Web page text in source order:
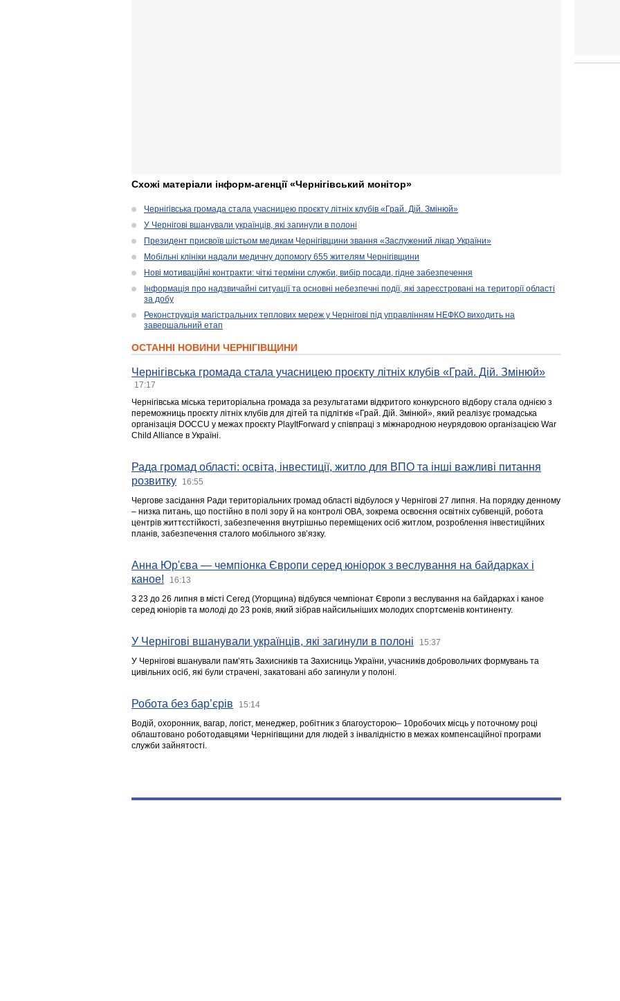
Схожі матеріали інформ-агенції «Чернігівський монітор»
Чернігівська громада стала учасницею проєкту літніх клубів «Грай. Дій. Змінюй»
У Чернігові вшанували українців, які загинули в полоні
Президент присвоїв шістьом медикам Чернігівщини звання «Заслужений лікар України»
Мобільні клініки надали медичну допомогу 655 жителям Чернігівщини
Нові мотиваційні контракти: чіткі терміни служби, вибір посади, гідне забезпечення
Інформація про надзвичайні ситуації та основні небезпечні події, які зареєстровані на території області
за добу
Реконструкція магістральних теплових мереж у Чернігові під управлінням НЕФКО виходить на
завершальний етап
ОСТАННІ НОВИНИ ЧЕРНІГІВЩИНИ
Чернігівська громада стала учасницею проєкту літніх клубів «Грай. Дій. Змінюй»
17:17
Чернігівська міська територіальна громада за результатами відкритого конкурсного відбору стала однією з
переможниць проєкту літніх клубів для дітей та підлітків «Грай. Дій. Змінюй», який реалізує громадська
організація DOCCU у межах проєкту PlayItForward у співпраці з міжнародною неурядовою організацією War
Child Alliance в Україні.
Рада громад області: освіта, інвестиції, житло для ВПО та інші важливі питання
розвитку
16:55
Чергове засідання Ради територіальних громад області відбулося у Чернігові 27 липня. На порядку денному
– низка питань, що постійно в полі зору й на контролі ОВА, зокрема освоєння освітніх субвенцій, робота
центрів життєстійкості, забезпечення внутрішньо переміщених осіб житлом, розроблення інвестиційних
планів, забезпечення сталого мобільного зв’язку.
Анна Юр'єва — чемпіонка Європи серед юніорок з веслування на байдарках і
каное!
16:13
З 23 до 26 липня в місті Сегед (Угорщина) відбувся чемпіонат Європи з веслування на байдарках і каное
серед юніорів та молоді до 23 років, який зібрав найсильніших молодих спортсменів континенту.
У Чернігові вшанували українців, які загинули в полоні 15:37
У Чернігові вшанували пам’ять Захисників та Захисниць України, учасників добровольчих формувань та
цивільних осіб, які були страчені, закатовані або загинули у полоні.
Робота без бар’єрів 15:14
Водій, охоронник, вагар, логіст, менеджер, робітник з благоусторою– 10робочих місць у поточному році
облаштовано роботодавцями Чернігівщини для людей з інвалідністю в межах компенсаційної програми
служби зайнятості.